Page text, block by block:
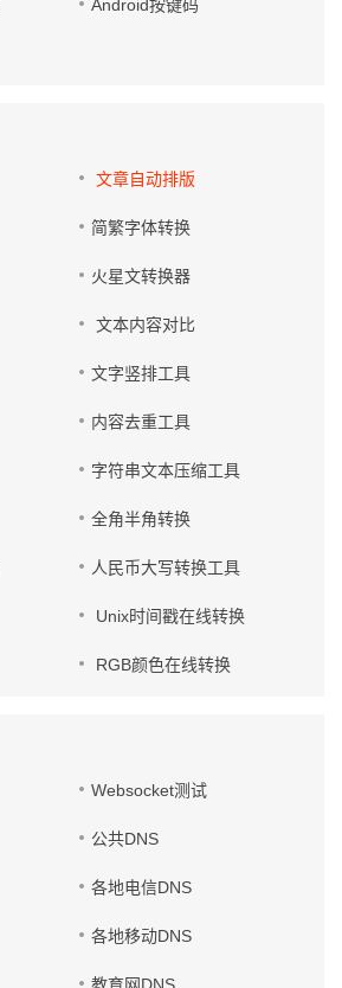
Android按键码
文章自动排版
简繁字体转换
火星文转换器
文本内容对比
文字竖排工具
内容去重工具
字符串文本压缩工具
全角半角转换
人民币大写转换工具
Unix时间戳在线转换
RGB颜色在线转换
Websocket测试
公共DNS
各地电信DNS
各地移动DNS